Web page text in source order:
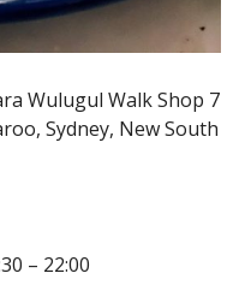
Wulugul Walk Shop 7
Sydney, New South
– 22:00